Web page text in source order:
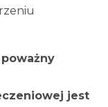
jest